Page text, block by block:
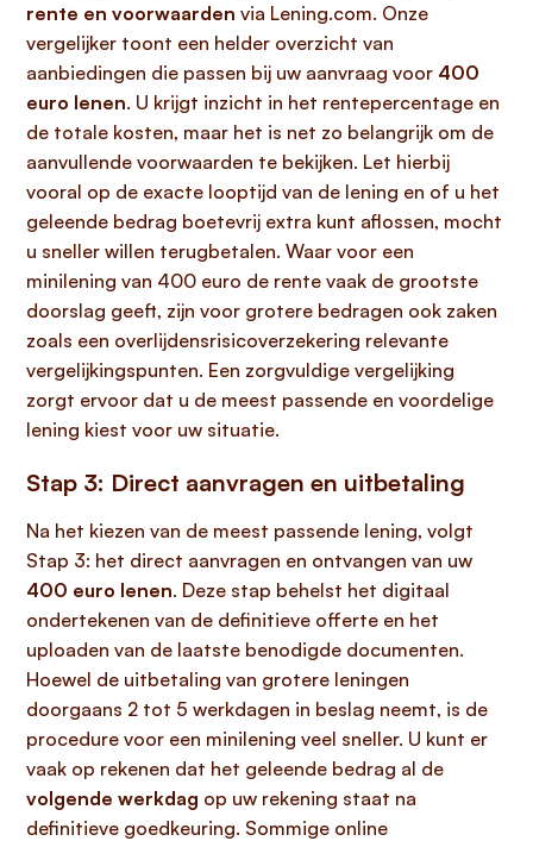
rente en voorwaarden via Lening.com. Onze
vergelijker toont een helder overzicht van
aanbiedingen die passen bij uw aanvraag voor 400
euro lenen. U krijgt inzicht in het rentepercentage en
de totale kosten, maar het is net zo belangrijk om de
aanvullende voorwaarden te bekijken. Let hierbij
vooral op de exacte looptijd van de lening en of u het
geleende bedrag boetevrij extra kunt aflossen, mocht
u sneller willen terugbetalen. Waar voor een
minilening van 400 euro de rente vaak de grootste
doorslag geeft, zijn voor grotere bedragen ook zaken
zoals een overlijdensrisicoverzekering relevante
vergelijkingspunten. Een zorgvuldige vergelijking
zorgt ervoor dat u de meest passende en voordelige
lening kiest voor uw situatie.
Stap 3: Direct aanvragen en uitbetaling
Na het kiezen van de meest passende lening, volgt
Stap 3: het direct aanvragen en ontvangen van uw
400 euro lenen. Deze stap behelst het digitaal
ondertekenen van de definitieve offerte en het
uploaden van de laatste benodigde documenten.
Hoewel de uitbetaling van grotere leningen
doorgaans 2 tot 5 werkdagen in beslag neemt, is de
procedure voor een minilening veel sneller. U kunt er
vaak op rekenen dat het geleende bedrag al de
volgende werkdag op uw rekening staat na
definitieve goedkeuring. Sommige online